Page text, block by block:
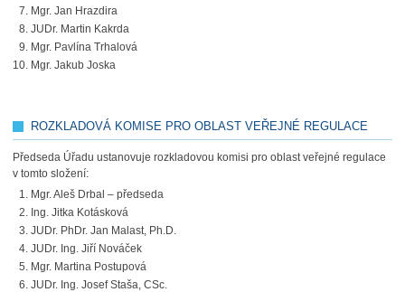
Mgr. Jan Hrazdira
JUDr. Martin Kakrda
Mgr. Pavlína Trhalová
Mgr. Jakub Joska
ROZKLADOVÁ KOMISE PRO OBLAST VEŘEJNÉ REGULACE
Předseda Úřadu ustanovuje rozkladovou komisi pro oblast veřejné regulace
v tomto složení:
Mgr. Aleš Drbal – předseda
Ing. Jitka Kotásková
JUDr. PhDr. Jan Malast, Ph.D.
JUDr. Ing. Jiří Nováček
Mgr. Martina Postupová
JUDr. Ing. Josef Staša, CSc.